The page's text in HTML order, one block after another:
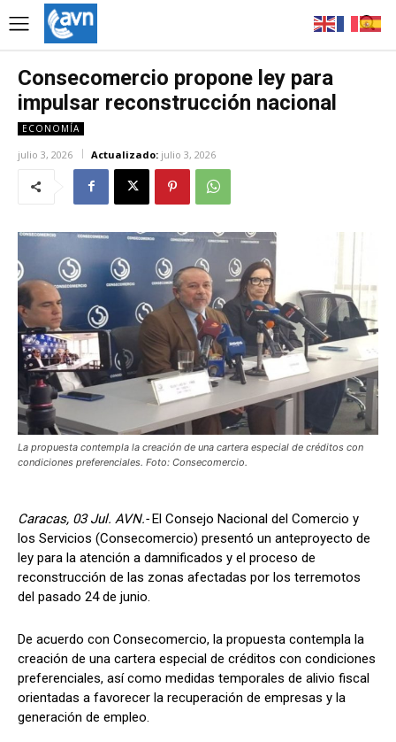
Consecomercio propone ley para
impulsar reconstrucción nacional
ECONOMÍA
julio 3, 2026 Actualizado: julio 3, 2026
La propuesta contempla la creación de una cartera especial de créditos con
condiciones preferenciales. Foto: Consecomercio.
Caracas, 03 Jul. AVN.-El Consejo Nacional del Comercio y
los Servicios (Consecomercio) presentó un anteproyecto de
ley para la atención a damnificados y el proceso de
reconstrucción de las zonas afectadas por los terremotos
del pasado 24 de junio.
De acuerdo con Consecomercio, la propuesta contempla la
creación de una cartera especial de créditos con condiciones
preferenciales, así como medidas temporales de alivio fiscal
orientadas a favorecer la recuperación de empresas y la
generación de empleo.